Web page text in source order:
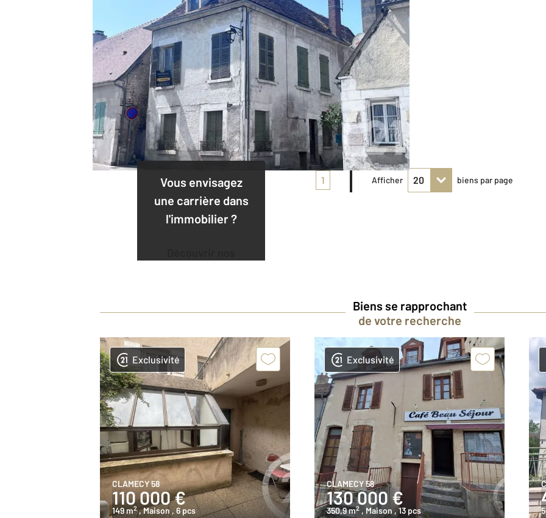
Vous envisagez
une carrière dans
l'immobilier ?
1 Afficher biens par page
Biens se rapprochant
de votre recherche
Exclusivité
CLAMECY 58
110 000 €
149 m2 , Maison, 6 pcs
Exclusivité
CLAMECY 58
130 000 €
350,9 m2 , Maison , 13 pcs